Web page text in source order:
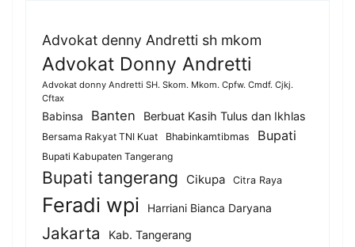
Advokat denny Andretti sh mkom
Advokat Donny Andretti
Advokat donny Andretti SH. Skom. Mkom. Cpfw. Cmdf. Cjkj.
Cftax
Babinsa Banten Berbuat Kasih Tulus dan Ikhlas
Bersama Rakyat TNI Kuat Bhabinkamtibmas Bupati
Bupati Kabupaten Tangerang
Bupati tangerang Cikupa Citra Raya
Feradi wpi Harriani Bianca Daryana
Jakarta Kab. Tangerang